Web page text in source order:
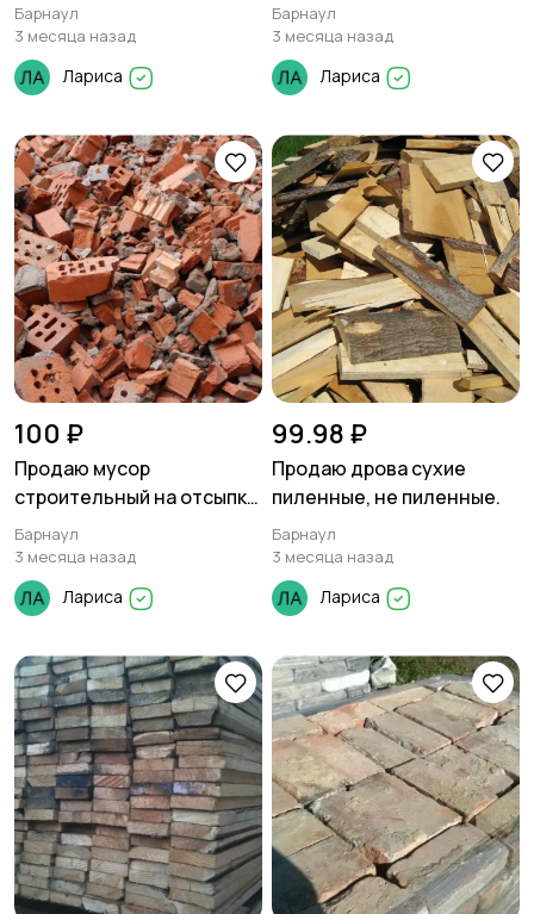
Барнаул
3 месяца назад
Лариса
Барнаул
3 месяца назад
Лариса
100 ₽
Продаю мусор
строительный на отсыпку
дорог.
Барнаул
3 месяца назад
Лариса
99.98 ₽
Продаю дрова сухие
пиленные, не пиленные.
Барнаул
3 месяца назад
Лариса